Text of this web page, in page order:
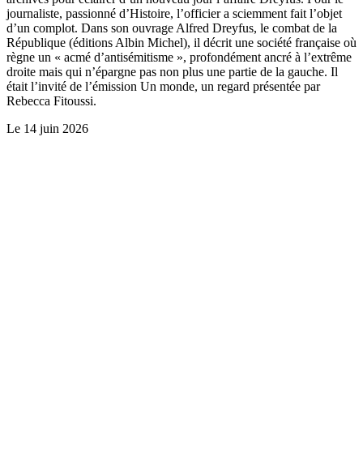
journaliste, passionné d’Histoire, l’officier a sciemment fait l’objet
d’un complot. Dans son ouvrage Alfred Dreyfus, le combat de la
République (éditions Albin Michel), il décrit une société française où
règne un « acmé d’antisémitisme », profondément ancré à l’extrême
droite mais qui n’épargne pas non plus une partie de la gauche. Il
était l’invité de l’émission Un monde, un regard présentée par
Rebecca Fitoussi.
Le 14 juin 2026